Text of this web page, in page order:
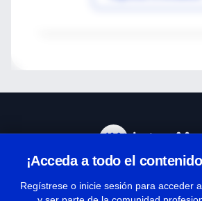
¡Acceda a todo el
Regístrese o inicie sesión para acceder